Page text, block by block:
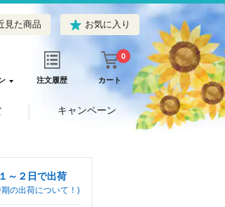
見た商品 お気に入り
注文履歴 カート
0
キャンペーン
～２日で出荷
の出荷について！)